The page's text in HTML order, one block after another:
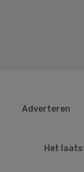
Adverteren
Het